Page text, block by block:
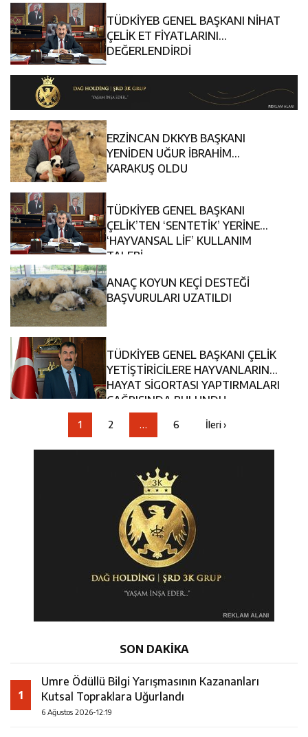
TÜDKİYEB GENEL BAŞKANI NİHAT
ÇELİK ET FİYATLARINI
DEĞERLENDİRDİ
ERZİNCAN DKKYB BAŞKANI
YENİDEN UĞUR İBRAHİM
KARAKUŞ OLDU
TÜDKİYEB GENEL BAŞKANI
ÇELİK’TEN ‘SENTETİK’ YERİNE
‘HAYVANSAL LİF’ KULLANIM
TALEBİ
ANAÇ KOYUN KEÇİ DESTEĞİ
BAŞVURULARI UZATILDI
TÜDKİYEB GENEL BAŞKANI ÇELİK
YETİŞTİRİCİLERE HAYVANLARINA
HAYAT SİGORTASI YAPTIRMALARI
ÇAĞRISINDA BULUNDU
1 2 … 6 İleri ›
SON DAKİKA
1
Umre Ödüllü Bilgi Yarışmasının Kazananları
Kutsal Topraklara Uğurlandı
6 Ağustos 2026-12:19